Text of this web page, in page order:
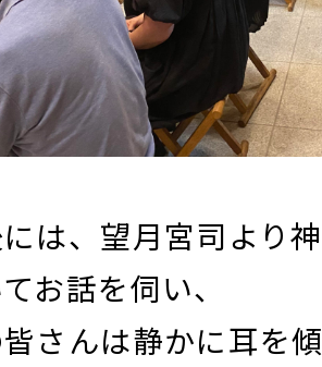
は、望月宮司より
お話を伺い、
さんは静かに耳を